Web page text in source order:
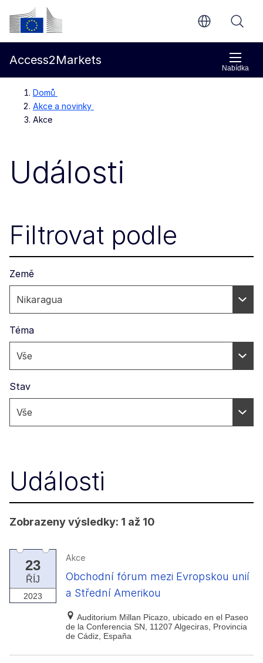
Přejít na hlavní obsah
Evropská komise
Nabídka
Access2Markets
Domů
Akce a novinky
Akce
Události
Filtrovat podle
Země
Téma
Stav
Události
Zobrazeny výsledky: 1 až 10
23
ŘÍJ
2023
Akce
Obchodní fórum mezi Evropskou unií
a Střední Amerikou
Auditorium Millan Picazo, ubicado en el Paseo
de la Conferencia SN, 11207 Algeciras, Provincia
de Cádiz, España